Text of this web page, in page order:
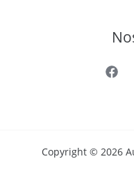
Copyright © 2026